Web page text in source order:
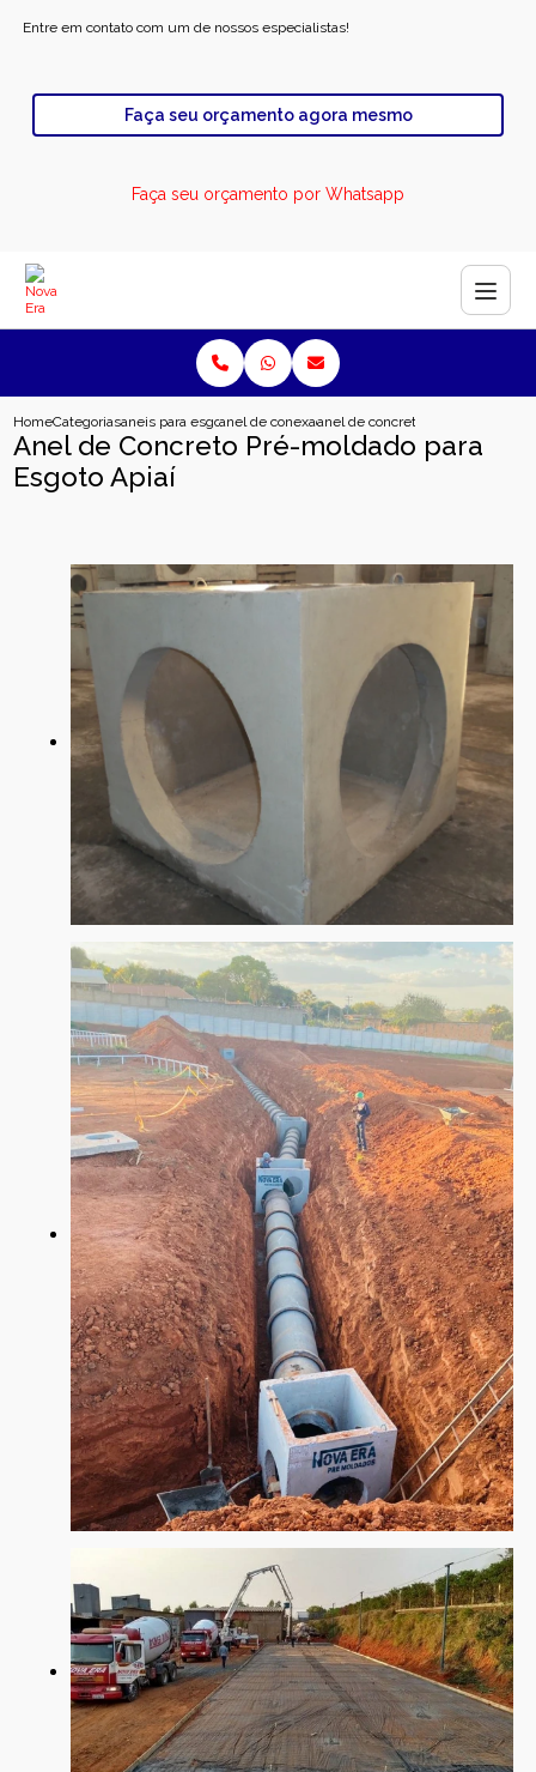
Entre em contato com um de nossos especialistas!
Faça seu orçamento agora mesmo
Faça seu orçamento por Whatsapp
HomeCategoriasaneis para esgotoanel de conexao para esgotoanel de concreto pre moldado
Anel de Concreto Pré-moldado para
Esgoto Apiaí